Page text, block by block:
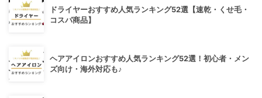
ドライヤーおすすめ人気ランキング52選【速乾・くせ毛・
コスパ商品】
ヘアアイロンおすすめ人気ランキング52選！初心者・メン
ズ向け・海外対応も♪